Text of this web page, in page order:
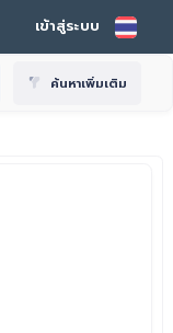
เข้าสู่ระบบ
ค้นหาเพิ่มเติม